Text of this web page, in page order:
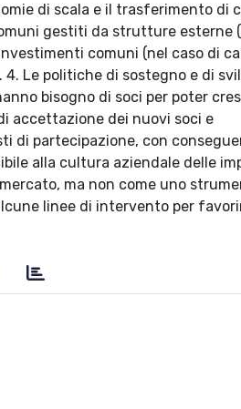
di scala e il trasferimento di
gestiti da strutture esterne
comuni (nel caso di
Le politiche di sostegno e di
bisogno di soci per poter
accettazione dei nuovi soci e
di partecipazione, con
alla cultura aziendale delle
ma non come uno
linee di intervento per